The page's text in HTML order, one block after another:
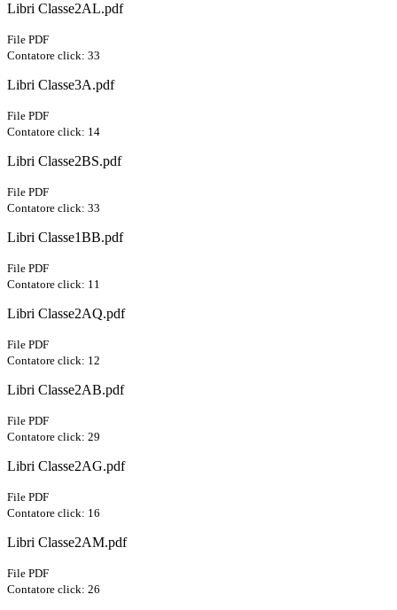
Libri Classe2AL.pdf
File PDF
Contatore click: 33
Libri Classe3A.pdf
File PDF
Contatore click: 14
Libri Classe2BS.pdf
File PDF
Contatore click: 33
Libri Classe1BB.pdf
File PDF
Contatore click: 11
Libri Classe2AQ.pdf
File PDF
Contatore click: 12
Libri Classe2AB.pdf
File PDF
Contatore click: 29
Libri Classe2AG.pdf
File PDF
Contatore click: 16
Libri Classe2AM.pdf
File PDF
Contatore click: 26